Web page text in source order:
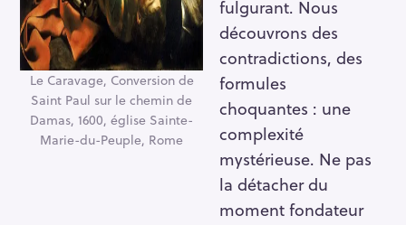
Le Caravage, Conversion de
Saint Paul sur le chemin de
Damas, 1600, église Sainte-
Marie-du-Peuple, Rome
fulgurant. Nous
découvrons des
contradictions, des
formules
choquantes : une
complexité
mystérieuse. Ne pas
la détacher du
moment fondateur